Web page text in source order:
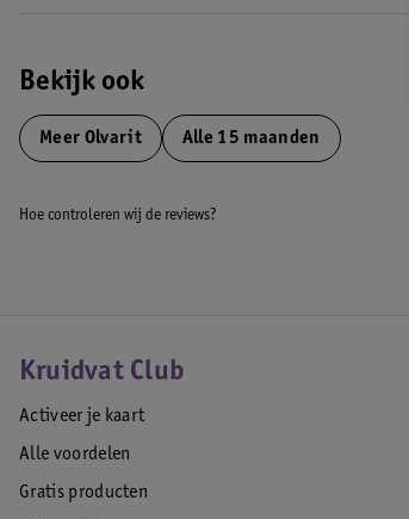
Bekijk ook
Meer Olvarit Alle 15 maanden
Hoe controleren wij de reviews?
Kruidvat Club
Activeer je kaart
Alle voordelen
Gratis producten